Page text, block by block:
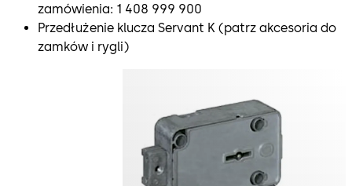
zamówienia: 1 408 999 900
Przedłużenie klucza Servant K (patrz akcesoria do
zamków i rygli)